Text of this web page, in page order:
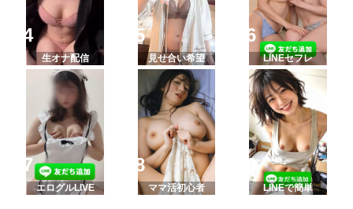
生オナ配信 見せ合い希望 LINEセフレ
エログルLIVE ママ活初心者 LINEで簡単